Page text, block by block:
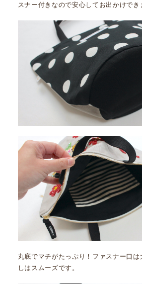
スナー付きなので安心してお出かけでき
丸底でマチがたっぷり！ファスナー口は
しはスムーズです。